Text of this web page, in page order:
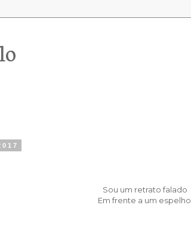
Sou um retrato falado
Em frente a um espelho.